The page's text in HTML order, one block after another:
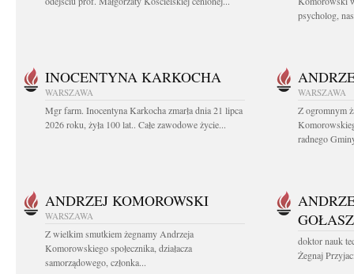
psycholog,
INOCENTYNA KARKOCHA
WARSZAWA
Mgr farm. Inocentyna Karkocha zmarła dnia 21 lipca
2026 roku, żyła 100 lat.. Całe zawodowe życie...
WARSZAWA
Z ogromnym
radnego
ANDRZEJ KOMOROWSKI
WARSZAWA
Z wielkim smutkiem żegnamy Andrzeja
Komorowskiego społecznika, działacza
samorządowego, członka...
doktor nauk
Żegnaj